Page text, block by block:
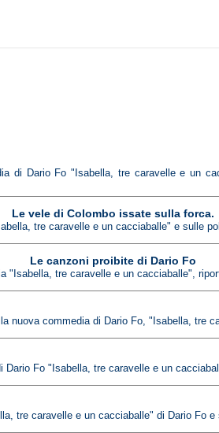
di Dario Fo "Isabella, tre caravelle e un
Le vele di Colombo issate sulla forca.
tre caravelle e un cacciaballe" e sulle
Le canzoni proibite di Dario Fo
"Isabella, tre caravelle e un cacciaballe",
nuova commedia di Dario Fo, "Isabella, tre
Fo "Isabella, tre caravelle e un
tre caravelle e un cacciaballe" di Dario Fo